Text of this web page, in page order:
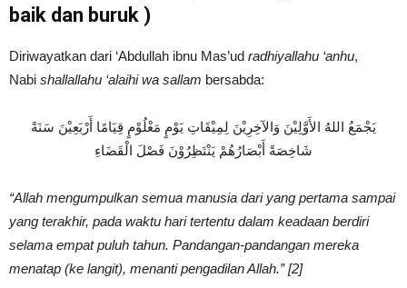
baik dan buruk )
Diriwayatkan dari ‘Abdullah ibnu Mas’ud radhiyallahu ‘anhu,
Nabi shallallahu ‘alaihi wa sallam bersabda:
يَجْمَعُ اللهُ الأَوَّلِيْنَ وَالآخِرِيْنَ لِمِيْقَاتِ يَوْمٍ مَعْلُوْمٍ قِيَامًا أَرْبَعِيْنَ سَنَةً
شَاخِصَةً أَبْصَارُهُمْ يَنْتَظِرُوْنَ فَصْلَ الْقَضَاءِ
“Allah mengumpulkan semua manusia dari yang pertama sampai
yang terakhir, pada waktu hari tertentu dalam keadaan berdiri
selama empat puluh tahun. Pandangan-pandangan mereka
menatap (ke langit), menanti pengadilan Allah.”[2]